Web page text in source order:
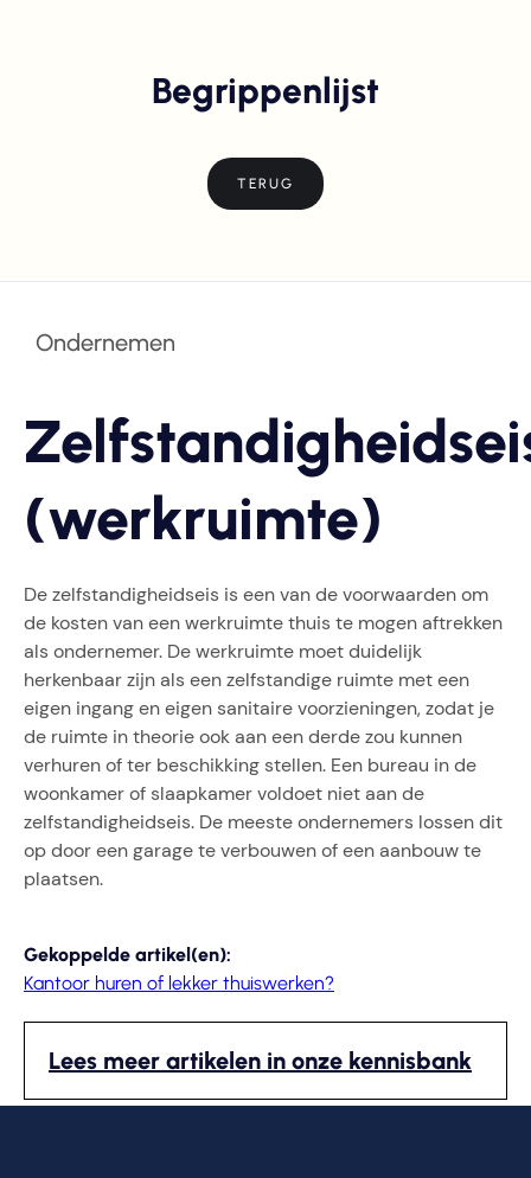
Begrippenlijst
TERUG
Ondernemen
(werkruimte)
De zelfstandigheidseis is een van de voorwaarden om
de kosten van een werkruimte thuis te mogen aftrekken
als ondernemer. De werkruimte moet duidelijk
herkenbaar zijn als een zelfstandige ruimte met een
eigen ingang en eigen sanitaire voorzieningen, zodat je
de ruimte in theorie ook aan een derde zou kunnen
verhuren of ter beschikking stellen. Een bureau in de
woonkamer of slaapkamer voldoet niet aan de
zelfstandigheidseis. De meeste ondernemers lossen dit
op door een garage te verbouwen of een aanbouw te
plaatsen.
Gekoppelde artikel(en):
Kantoor huren of lekker thuiswerken?
Lees meer artikelen in onze kennisbank